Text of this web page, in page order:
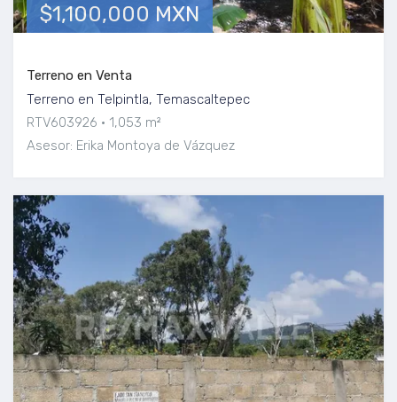
$1,100,000 MXN
Terreno en Venta
Terreno en Telpintla, Temascaltepec
RTV603926
1,053 m²
Asesor: Erika Montoya de Vázquez